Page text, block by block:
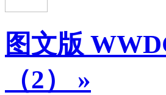
图文版
（2） »